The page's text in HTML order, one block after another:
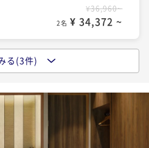
¥36,960~
2名 ¥ 34,372 ~
由自在【富士山を望む露天
IN 15:00 - 24:00 OUT11:00
ポイント即利用で
最大7％OFF
¥42,960~
る(3件)